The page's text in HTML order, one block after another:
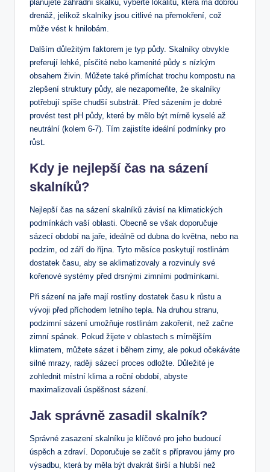
plánujete zahradní skalku, vyberte lokalitu, která má dobrou
drenáž, jelikož skalníky jsou citlivé na přemokření, což
může vést k hnilobám.
Dalším důležitým faktorem je typ půdy. Skalníky obvykle
preferují lehké, písčité nebo kamenité půdy s nízkým
obsahem živin. Můžete také přimíchat trochu kompostu na
zlepšení struktury půdy, ale nezapomeňte, že skalníky
potřebují spíše chudší substrát. Před sázením je dobré
provést test pH půdy, které by mělo být mírně kyselé až
neutrální (kolem 6-7). Tím zajistíte ideální podmínky pro
růst.
Kdy je nejlepší čas na sázení
skalníků?
Nejlepší čas na sázení skalníků závisí na klimatických
podmínkách vaší oblasti. Obecně se však doporučuje
sázecí období na jaře, ideálně od dubna do května, nebo na
podzim, od září do října. Tyto měsíce poskytují rostlinám
dostatek času, aby se aklimatizovaly a rozvinuly své
kořenové systémy před drsnými zimními podmínkami.
Při sázení na jaře mají rostliny dostatek času k růstu a
vývoji před příchodem letního tepla. Na druhou stranu,
podzimní sázení umožňuje rostlinám zakořenit, než začne
zimní spánek. Pokud žijete v oblastech s mírnějším
klimatem, můžete sázet i během zimy, ale pokud očekáváte
silné mrazy, raději sázecí proces odložte. Důležité je
zohlednit místní klima a roční období, abyste
maximalizovali úspěšnost sázení.
Jak správně zasadil skalník?
Správné zasazení skalníku je klíčové pro jeho budoucí
úspěch a zdraví. Doporučuje se začít s přípravou jámy pro
výsadbu, která by měla být dvakrát širší a hlubší než